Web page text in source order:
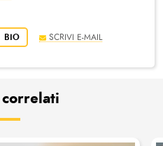
SCRIVI E-MAIL
BIO